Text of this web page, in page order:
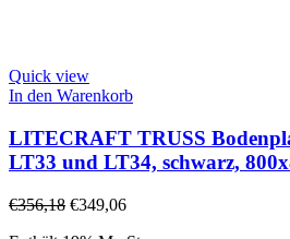
Quick view
In den Warenkorb
LITECRAFT TRUSS
LT33 und LT34, schwarz,
€356,18 €349,06